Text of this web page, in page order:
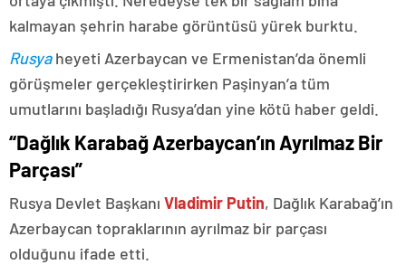
kalmayan şehrin harabe görüntüsü yürek burktu.
Rusyaheyeti Azerbaycan ve Ermenistan’da önemli
görüşmeler gerçekleştirirken Paşinyan’a tüm
umutlarını başladığı Rusya’dan yine kötü haber geldi.
“Dağlık Karabağ Azerbaycan’ın Ayrılmaz Bir
Parçası”
Rusya Devlet Başkanı Vladimir Putin, Dağlık Karabağ’ın
Azerbaycan topraklarının ayrılmaz bir parçası
olduğunu ifade etti.